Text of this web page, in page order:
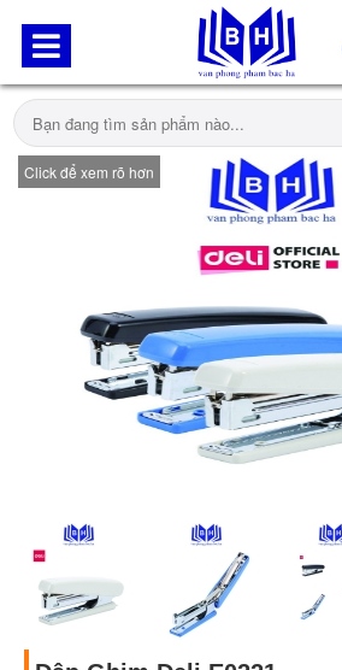
Click để xem rõ hơn